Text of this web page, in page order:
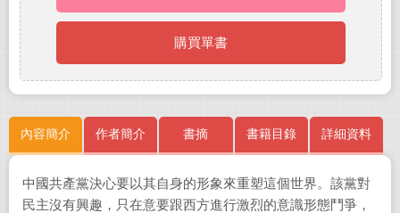
購買單書
內容簡介 作者簡介 書摘 書籍目錄 詳細資料
中國共產黨決心要以其自身的形象來重塑這個世界。該黨對
民主沒有興趣，只在意要跟西方進行激烈的意識形態鬥爭，